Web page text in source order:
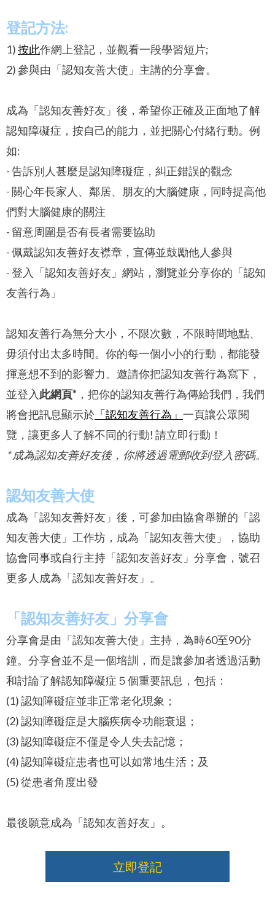
登記方法:
1)按此作網上登記，並觀看一段學習短片;
2) 參與由「認知友善大使」主講的分享會。
成為「認知友善好友」後，希望你正確及正面地了解
認知障礙症，按自己的能力，並把關心付緒行動。 例
如:
- 告訴別人甚麼是認知障礙症，糾正錯誤的觀念
- 關心年長家人、鄰居、朋友的大腦健康，同時提高他
們對大腦健康的關注
- 留意周圍是否有長者需要協助
- 佩戴認知友善好友襟章，宣傳並鼓勵他人參與
- 登入「認知友善好友」網站，瀏覽並分享你的「認知
友善行為」
認知友善行為無分大小，不限次數，不限時間地點、
毋須付出太多時間。 你的每一個小小的行動，都能發
揮意想不到的影響力。 邀請你把認知友善行為寫下，
並登入 此網頁* ，把你的認知友善行為傳給我們，我們
將會把訊息顯示於 「認知友善行為」 一頁讓公眾閱
覽，讓更多人了解不同的行動! 請立即行動！
*成為認知友善好友後，你將透過電郵收到登入密碼。
認知友善大使
成為「認知友善好友」後，可參加由協會舉辦的「認
知友善大使」工作坊，成為「認知友善大使」，協助
協會同事或自行主持「認知友善好友」分享會，號召
更多人成為「認知友善好友」。
「認知友善好友」分享會
分享會是由「認知友善大使」主持，為時60至90分
鐘。分享會並不是一個培訓，而是讓參加者透過活動
和討論了解認知障礙症５個重要訊息，包括：
(1) 認知障礙症並非正常老化現象；
(2) 認知障礙症是大腦疾病令功能衰退；
(3) 認知障礙症不僅是令人失去記憶；
(4) 認知障礙症患者也可以如常地生活；及
(5) 從患者角度出發
最後願意成為「認知友善好友」。
立即登記